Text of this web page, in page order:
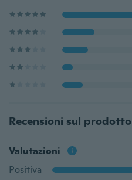
Recensioni sul prodotto
Valutazioni
Positiva